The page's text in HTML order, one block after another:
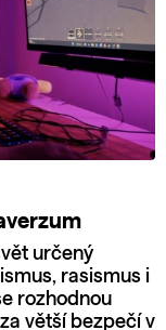
určený
rasismus i
rozhodnou
větší bezpečí v